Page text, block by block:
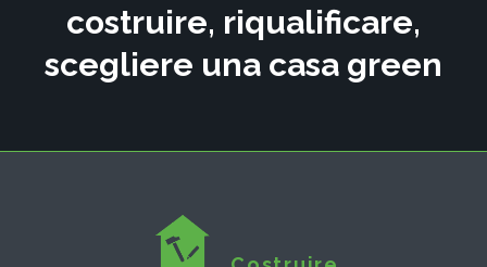
costruire, riqualificare,
scegliere una casa green